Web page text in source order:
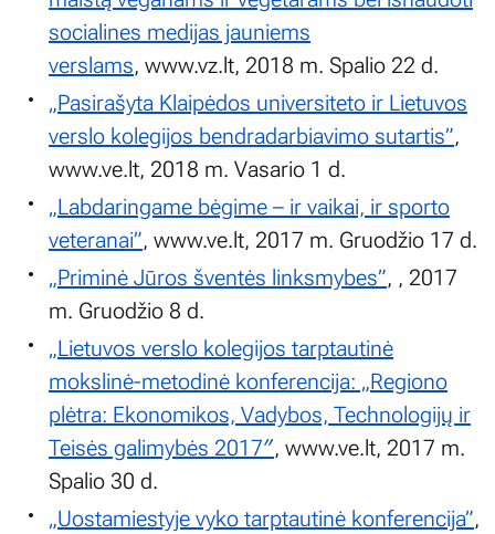
socialines medijas jauniems
verslams, www.vz.lt, 2018 m. Spalio 22 d.
„Pasirašyta Klaipėdos universiteto ir Lietuvos
verslo kolegijos bendradarbiavimo sutartis”,
www.ve.lt, 2018 m. Vasario 1 d.
„Labdaringame bėgime – ir vaikai, ir sporto
veteranai”, www.ve.lt, 2017 m. Gruodžio 17 d.
„Priminė Jūros šventės linksmybes”, , 2017
m. Gruodžio 8 d.
„Lietuvos verslo kolegijos tarptautinė
mokslinė-metodinė konferencija: „Regiono
plėtra: Ekonomikos, Vadybos, Technologijų ir
Teisės galimybės 2017″, www.ve.lt, 2017 m.
Spalio 30 d.
„Uostamiestyje vyko tarptautinė konferencija”,